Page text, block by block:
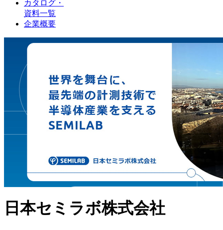
カタログ・
資料一覧
企業概要
日本セミラボ株式会社